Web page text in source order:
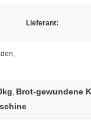
Lieferant:
, Brot-gewundene